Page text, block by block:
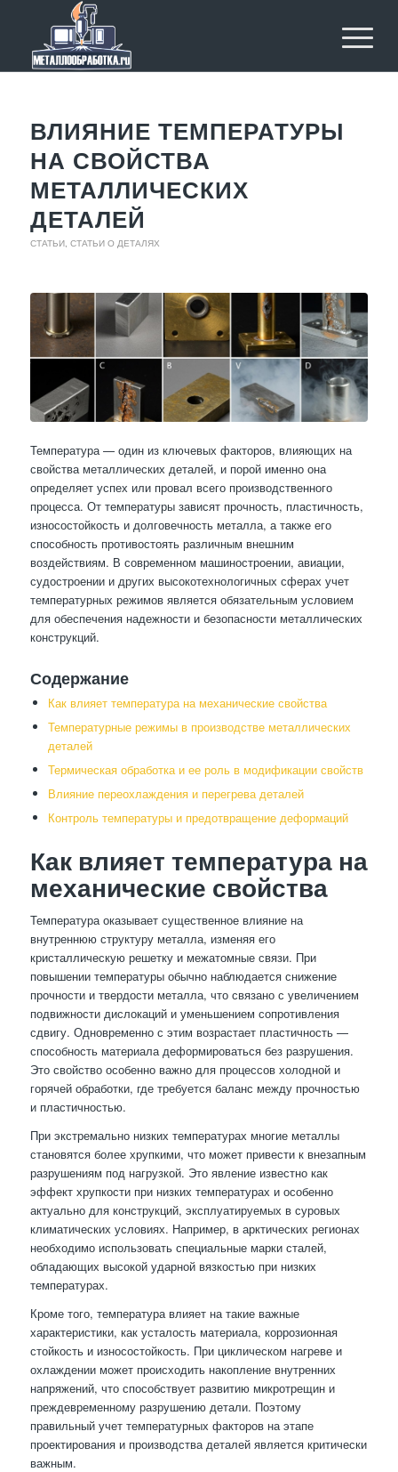
ВЛИЯНИЕ ТЕМПЕРАТУРЫ
НА СВОЙСТВА
МЕТАЛЛИЧЕСКИХ
ДЕТАЛЕЙ
СТАТЬИ, СТАТЬИ О ДЕТАЛЯХ
Температура — один из ключевых факторов, влияющих на
свойства металлических деталей, и порой именно она
определяет успех или провал всего производственного
процесса. От температуры зависят прочность, пластичность,
износостойкость и долговечность металла, а также его
способность противостоять различным внешним
воздействиям. В современном машиностроении, авиации,
судостроении и других высокотехнологичных сферах учет
температурных режимов является обязательным условием
для обеспечения надежности и безопасности металлических
конструкций.
Содержание
Как влияет температура на механические свойства
Температурные режимы в производстве металлических
деталей
Термическая обработка и ее роль в модификации свойств
Влияние переохлаждения и перегрева деталей
Контроль температуры и предотвращение деформаций
Как влияет температура на
механические свойства
Температура оказывает существенное влияние на
внутреннюю структуру металла, изменяя его
кристаллическую решетку и межатомные связи. При
повышении температуры обычно наблюдается снижение
прочности и твердости металла, что связано с увеличением
подвижности дислокаций и уменьшением сопротивления
сдвигу. Одновременно с этим возрастает пластичность —
способность материала деформироваться без разрушения.
Это свойство особенно важно для процессов холодной и
горячей обработки, где требуется баланс между прочностью
и пластичностью.
При экстремально низких температурах многие металлы
становятся более хрупкими, что может привести к внезапным
разрушениям под нагрузкой. Это явление известно как
эффект хрупкости при низких температурах и особенно
актуально для конструкций, эксплуатируемых в суровых
климатических условиях. Например, в арктических регионах
необходимо использовать специальные марки сталей,
обладающих высокой ударной вязкостью при низких
температурах.
Кроме того, температура влияет на такие важные
характеристики, как усталость материала, коррозионная
стойкость и износостойкость. При циклическом нагреве и
охлаждении может происходить накопление внутренних
напряжений, что способствует развитию микротрещин и
преждевременному разрушению детали. Поэтому
правильный учет температурных факторов на этапе
проектирования и производства деталей является критически
важным.